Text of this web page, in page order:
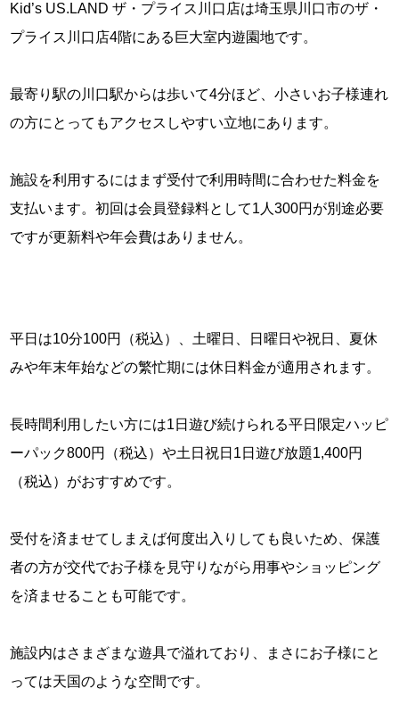
Kid’s US.LAND ザ・プライス川口店は埼玉県川口市のザ・
プライス川口店4階にある巨大室内遊園地です。
最寄り駅の川口駅からは歩いて4分ほど、小さいお子様連れ
の方にとってもアクセスしやすい立地にあります。
施設を利用するにはまず受付で利用時間に合わせた料金を
支払います。初回は会員登録料として1人300円が別途必要
ですが更新料や年会費はありません。
平日は10分100円（税込）、土曜日、日曜日や祝日、夏休
みや年末年始などの繁忙期には休日料金が適用されます。
長時間利用したい方には1日遊び続けられる平日限定ハッピ
ーパック800円（税込）や土日祝日1日遊び放題1,400円
（税込）がおすすめです。
受付を済ませてしまえば何度出入りしても良いため、保護
者の方が交代でお子様を見守りながら用事やショッピング
を済ませることも可能です。
施設内はさまざまな遊具で溢れており、まさにお子様にと
っては天国のような空間です。